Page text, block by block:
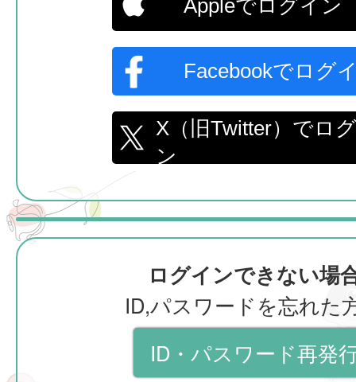
Appleでログイン
Facebookでログ
X（旧Twitter）でロ
ン
ログインできない場
ID,パスワードを忘れた
ID・パスワード再発